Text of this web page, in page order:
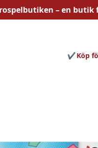
– en butik
Köp